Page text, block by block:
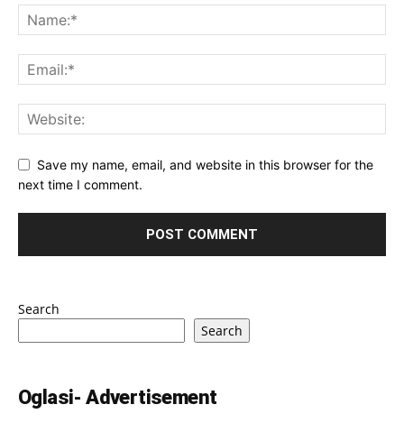
Save my name, email, and website in this browser for the
next time I comment.
Search
Search
Oglasi- Advertisement